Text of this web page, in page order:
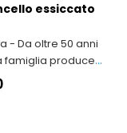
essiccato
- Da oltre 50 anni
famiglia produce
d'Oliva